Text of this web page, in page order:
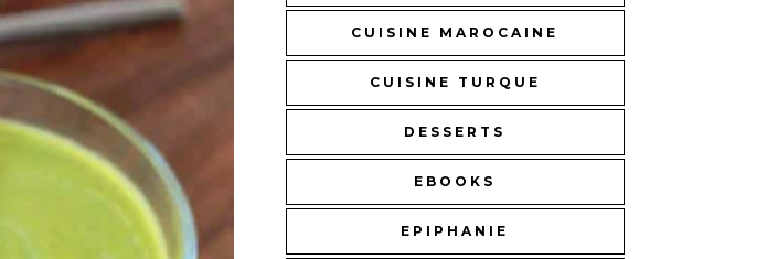
CUISINE MAROCAINE
CUISINE TURQUE
DESSERTS
EBOOKS
EPIPHANIE